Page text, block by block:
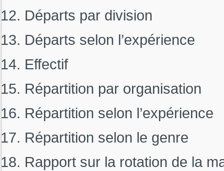
Départs par division
Départs selon l’expérience
Effectif
Répartition par organisation
Répartition selon l’expérience
Répartition selon le genre
Rapport sur la rotation de la